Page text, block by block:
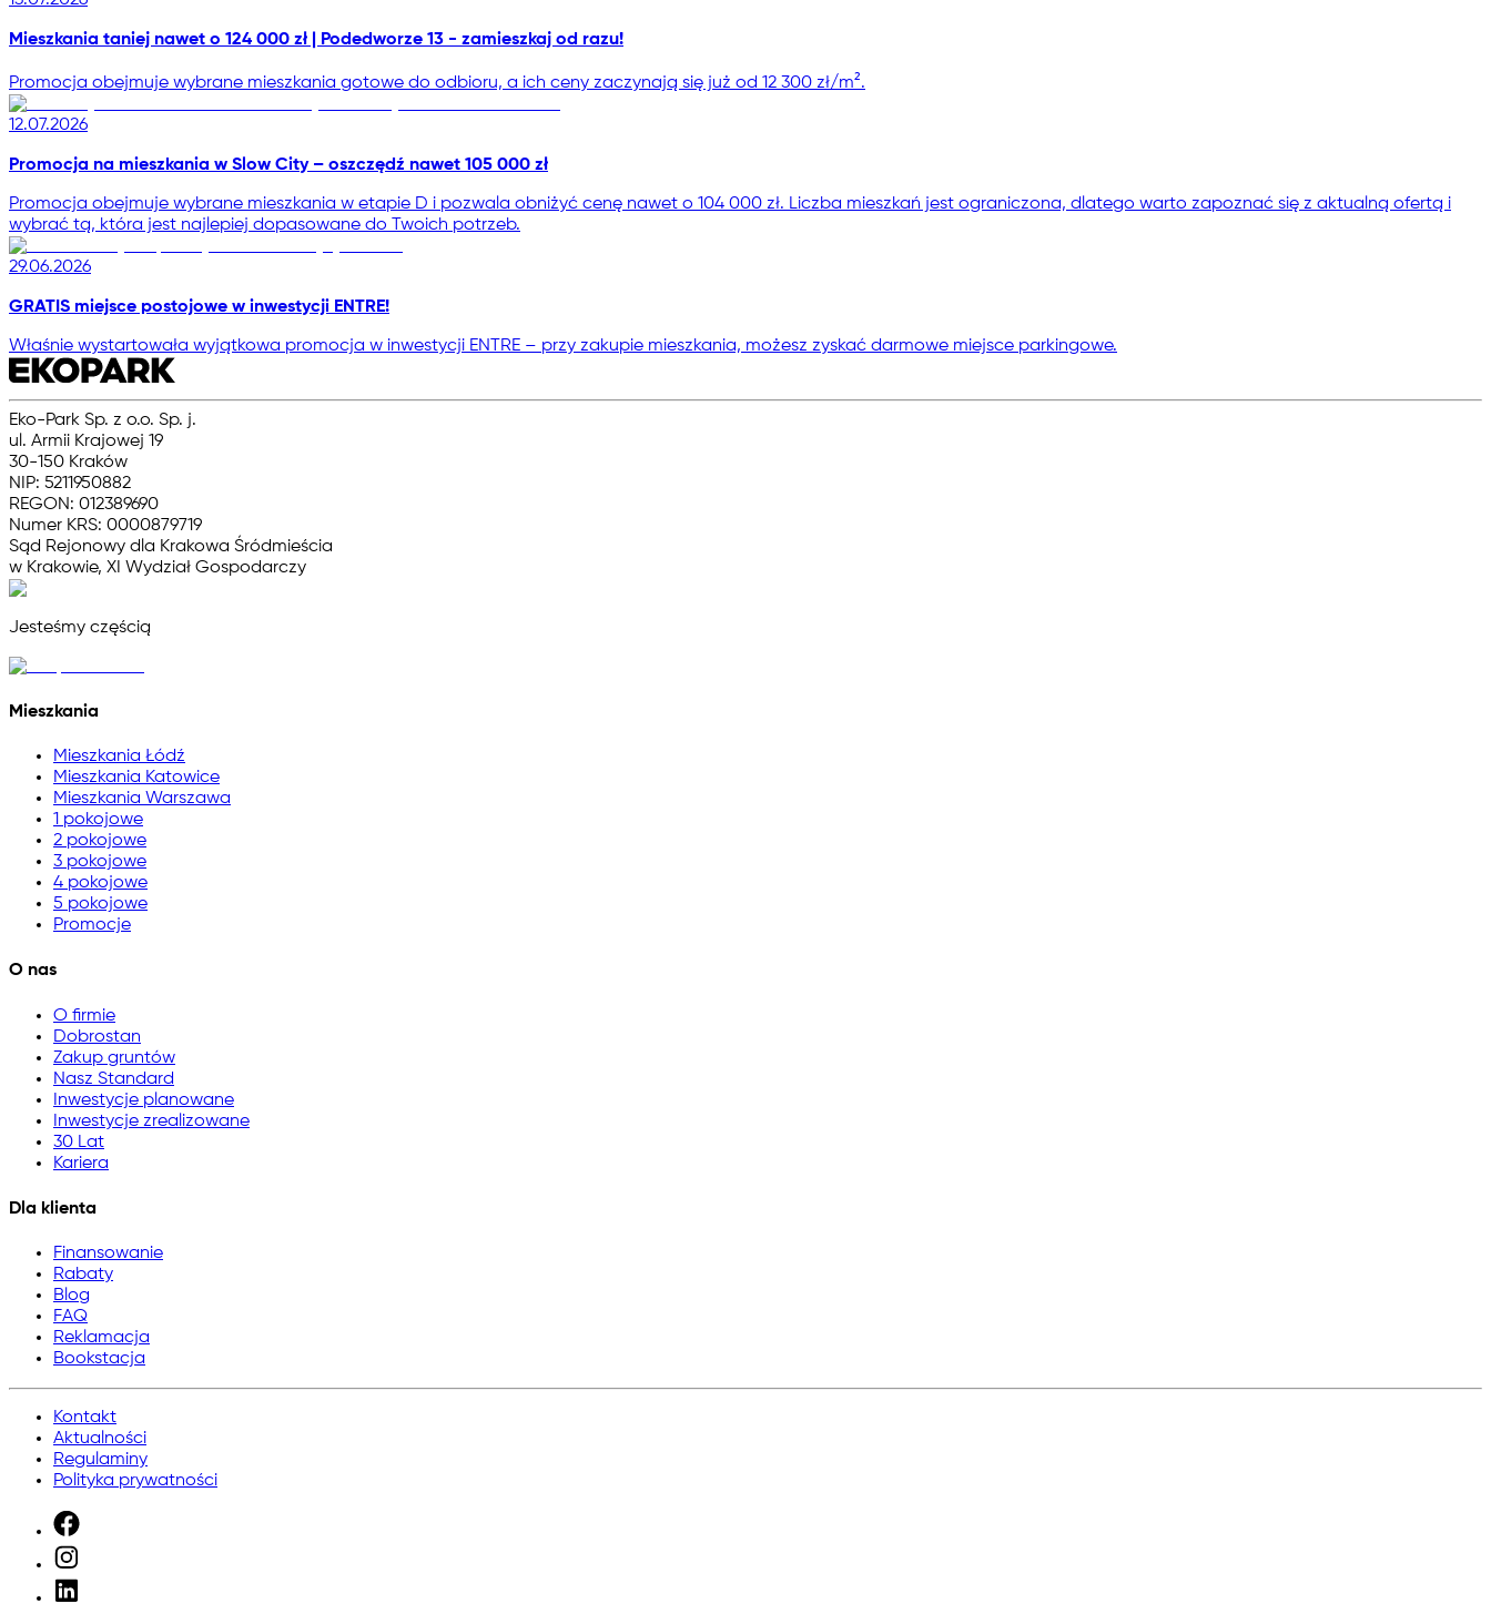
Mieszkania taniej nawet o 124 000 zł | Podedworze 13 - zamieszkaj od razu!
Promocja obejmuje wybrane mieszkania gotowe do odbioru, a ich ceny zaczynają się już od 12 300 zł/m².
12.07.2026
Promocja na mieszkania w Slow City – oszczędź nawet 105 000 zł
Promocja obejmuje wybrane mieszkania w etapie D i pozwala obniżyć cenę nawet o 104 000 zł. Liczba mieszkań jest ograniczona, dlatego warto zapoznać się z aktualną ofertą i
wybrać tą, która jest najlepiej dopasowane do Twoich potrzeb.
29.06.2026
GRATIS miejsce postojowe w inwestycji ENTRE!
Właśnie wystartowała wyjątkowa promocja w inwestycji ENTRE – przy zakupie mieszkania, możesz zyskać darmowe miejsce parkingowe.
Eko-Park Sp. z o.o. Sp. j.
ul. Armii Krajowej 19
30-150 Kraków
NIP: 5211950882
REGON: 012389690
Numer KRS: 0000879719
Sąd Rejonowy dla Krakowa Śródmieścia
w Krakowie, XI Wydział Gospodarczy
Jesteśmy częścią
Mieszkania
Mieszkania Łódź
Mieszkania Katowice
Mieszkania Warszawa
1 pokojowe
2 pokojowe
3 pokojowe
4 pokojowe
5 pokojowe
Promocje
O nas
O firmie
Dobrostan
Zakup gruntów
Nasz Standard
Inwestycje planowane
Inwestycje zrealizowane
30 Lat
Kariera
Dla klienta
Finansowanie
Rabaty
Blog
FAQ
Reklamacja
Bookstacja
Kontakt
Aktualności
Regulaminy
Polityka prywatności